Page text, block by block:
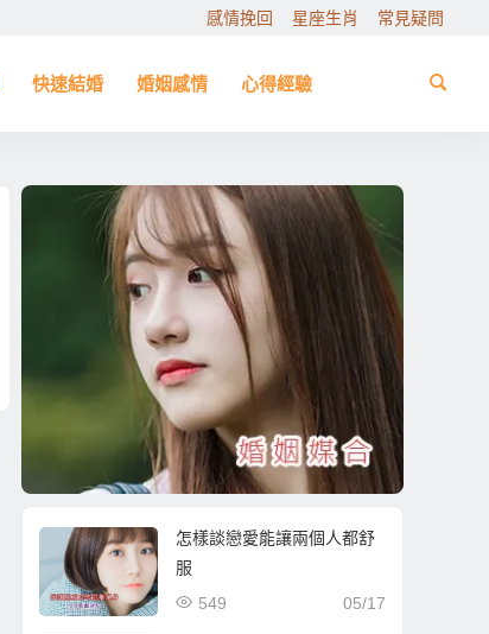
感情挽回 星座生肖 常見疑問
快速結婚 婚姻感情 心得經驗
怎樣談戀愛能讓兩個人都舒
服
05/17
549